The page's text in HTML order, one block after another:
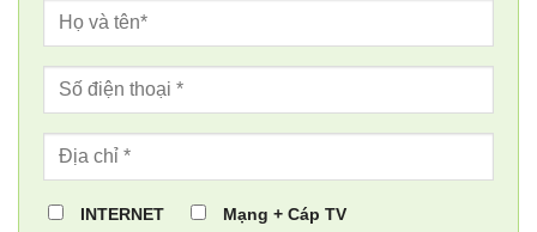
INTERNET Mạng + Cáp TV